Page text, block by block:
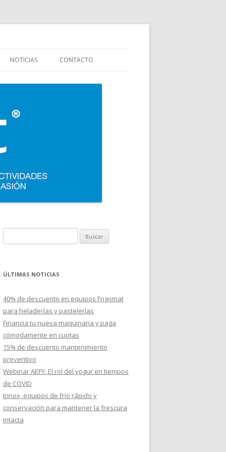
NOTICIAS CONTACTO
u
c
r
ÚLTIMAS NOTICIAS
40% de descuento en equipos Frigomat
para heladerías y pastelerías
Financia tu nueva maquinaria y paga
cómodamente en cuotas
15% de descuento mantenimiento
preventivo
Webinar AEFY: El rol del yogur en tiempos
de COVID
Irinox, equipos de frío rápido y
conservación para mantener la frescura
intacta